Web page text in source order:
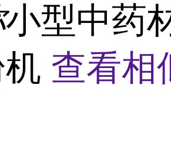
小型中药
查看